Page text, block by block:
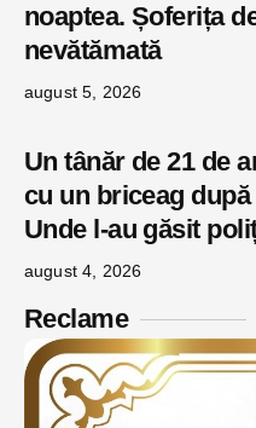
noaptea. Șoferița
nevătămată
august 5, 2026
Un tânăr de 21 de
cu un briceag
Unde l-au găsit
august 4, 2026
Reclame